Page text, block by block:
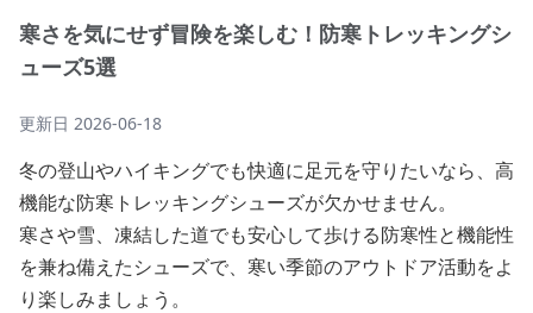
寒さを気にせず冒険を楽しむ！防寒トレッキングシ
ューズ5選
更新日 2026-06-18
冬の登山やハイキングでも快適に足元を守りたいなら、高
機能な防寒トレッキングシューズが欠かせません。
寒さや雪、凍結した道でも安心して歩ける防寒性と機能性
を兼ね備えたシューズで、寒い季節のアウトドア活動をよ
り楽しみましょう。